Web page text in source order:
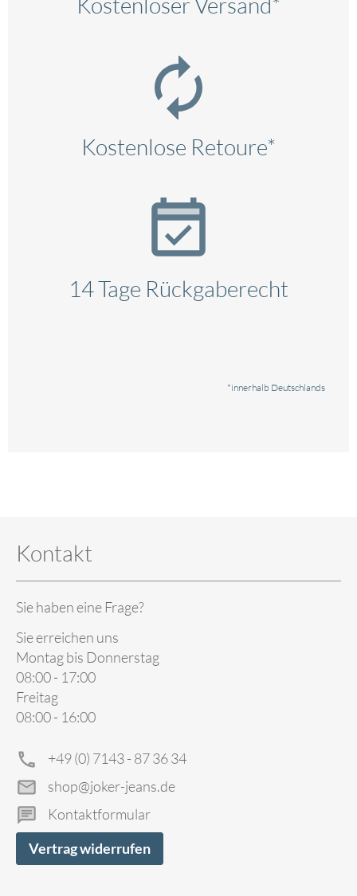
Kostenlose Retoure*
14 Tage Rückgaberecht
*innerhalb Deutschlands
Kontakt
Sie haben eine Frage?
Sie erreichen uns
Montag bis Donnerstag
08:00 - 17:00
Freitag
08:00 - 16:00
+49 (0) 7143 - 87 36 34
shop@joker-jeans.de
Kontaktformular
Vertrag widerrufen